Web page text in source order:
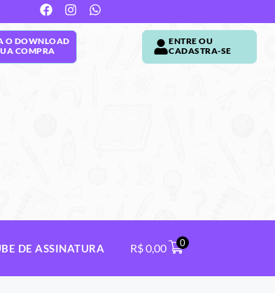
O DOWNLOAD
COMPRA
ENTRE OU
CADASTRA-SE
DE ASSINATURA R$0,00 0